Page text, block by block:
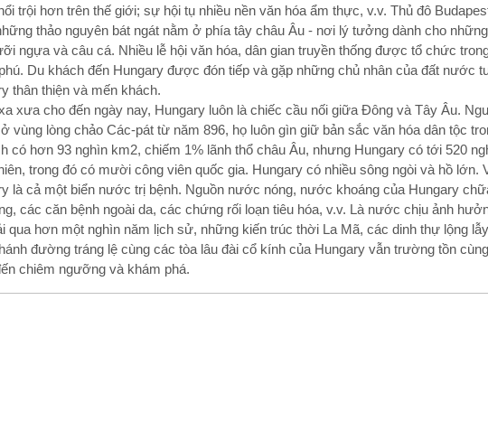
trội hơn trên thế giới; sự hội tụ nhiều nền văn hóa ẩm thực, v.v. Thủ đô
thảo nguyên bát ngát nằm ở phía tây châu Âu - nơi lý tưởng dành cho
ngựa và câu cá. Nhiều lễ hội văn hóa, dân gian truyền thống được tổ chức
Du khách đến Hungary được đón tiếp và gặp những chủ nhân của đất nước
thân thiện và mến khách.
xưa cho đến ngày nay, Hungary luôn là chiếc cầu nối giữa Ðông và Tây Âu.
vùng lòng chảo Các-pát từ năm 896, họ luôn gìn giữ bản sắc văn hóa dân tộc
có hơn 93 nghìn km2, chiếm 1% lãnh thổ châu Âu, nhưng Hungary có tới 520
trong đó có mười công viên quốc gia. Hungary có nhiều sông ngòi và hồ
là cả một biển nước trị bệnh. Nguồn nước nóng, nước khoáng của Hungary
các căn bệnh ngoài da, các chứng rối loạn tiêu hóa, v.v. Là nước chịu ảnh
qua hơn một nghìn năm lịch sử, những kiến trúc thời La Mã, các dinh thự lộng
đường tráng lệ cùng các tòa lâu đài cổ kính của Hungary vẫn trường tồn
chiêm ngưỡng và khám phá.